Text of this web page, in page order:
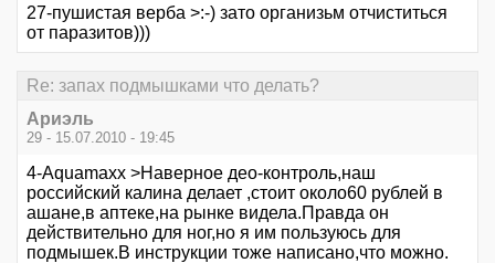
27-пушистая верба >:-) зато организьм отчиститься
от паразитов)))
Re: запах подмышками что делать?
Ариэль
29 - 15.07.2010 - 19:45
4-Aquamaxx >Наверное део-контроль,наш
российский калина делает ,стоит около60 рублей в
ашане,в аптеке,на рынке видела.Правда он
действительно для ног,но я им пользуюсь для
подмышек.В инструкции тоже написано,что можно.